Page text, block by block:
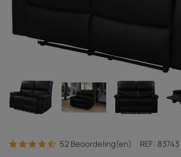
52 Beoordeling(en) REF: 83743